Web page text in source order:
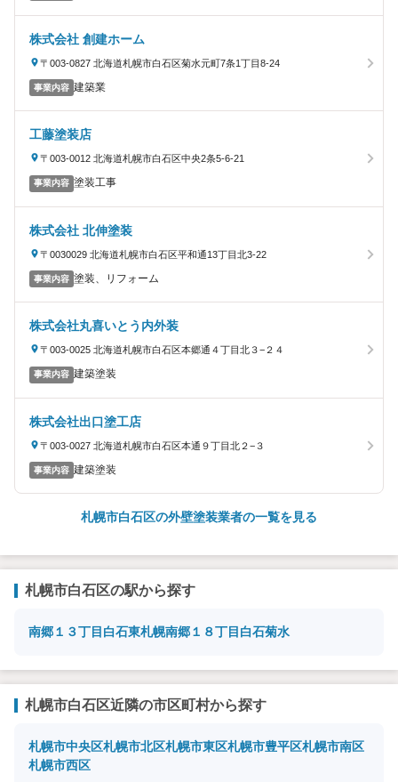
株式会社 創建ホーム
〒003-0827 北海道札幌市白石区菊水元町7条1丁目8-24
事業内容 建築業
工藤塗装店
〒003-0012 北海道札幌市白石区中央2条5-6-21
事業内容 塗装工事
株式会社 北伸塗装
〒0030029 北海道札幌市白石区平和通13丁目北3-22
事業内容 塗装、リフォーム
株式会社丸喜いとう内外装
〒003-0025 北海道札幌市白石区本郷通４丁目北３−２４
事業内容 建築塗装
株式会社出口塗工店
〒003-0027 北海道札幌市白石区本通９丁目北２−３
事業内容 建築塗装
札幌市白石区の外壁塗装業者の一覧を見る
札幌市白石区の駅から探す
南郷１３丁目 白石東札幌南郷１８丁目 白石菊水
札幌市白石区近隣の市区町村から探す
札幌市中央区札幌市北区札幌市東区札幌市豊平区札幌市南区
札幌市西区